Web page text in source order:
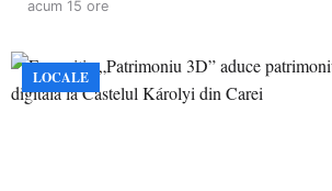
acum 15 ore
LOCALE